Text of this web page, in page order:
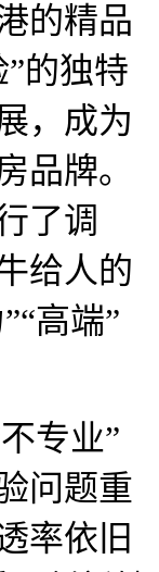
的精品
的独特
，成为
品牌。
了调
给人的
高端”
专业”
问题重
率依旧